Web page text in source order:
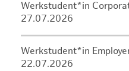
Werkstudent*in
27.07.2026
Werkstudent*in
22.07.2026